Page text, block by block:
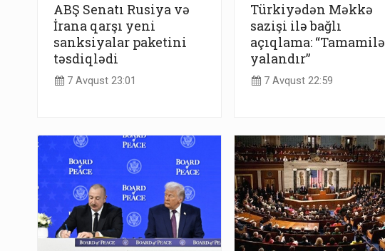
ABŞ Senatı Rusiya və
İrana qarşı yeni
sanksiyalar paketini
təsdiqlədi
7 Avqust 23:01
Türkiyədən Məkkə
sazişi ilə bağlı
açıqlama: “Tamamilə
yalandır”
7 Avqust 22:59